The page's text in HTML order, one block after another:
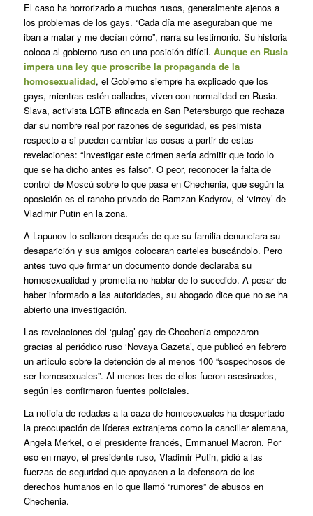
El caso ha horrorizado a muchos rusos, generalmente ajenos a
los problemas de los gays. “Cada día me aseguraban que me
iban a matar y me decían cómo”, narra su testimonio. Su historia
coloca al gobierno ruso en una posición difícil. Aunque en Rusia
impera una ley que proscribe la propaganda de la
homosexualidad, el Gobierno siempre ha explicado que los
gays, mientras estén callados, viven con normalidad en Rusia.
Slava, activista LGTB afincada en San Petersburgo que rechaza
dar su nombre real por razones de seguridad, es pesimista
respecto a si pueden cambiar las cosas a partir de estas
revelaciones: “Investigar este crimen sería admitir que todo lo
que se ha dicho antes es falso”. O peor, reconocer la falta de
control de Moscú sobre lo que pasa en Chechenia, que según la
oposición es el rancho privado de Ramzan Kadyrov, el ‘virrey’ de
Vladimir Putin en la zona.
A Lapunov lo soltaron después de que su familia denunciara su
desaparición y sus amigos colocaran carteles buscándolo. Pero
antes tuvo que firmar un documento donde declaraba su
homosexualidad y prometía no hablar de lo sucedido. A pesar de
haber informado a las autoridades, su abogado dice que no se ha
abierto una investigación.
Las revelaciones del ‘gulag’ gay de Chechenia empezaron
gracias al periódico ruso ‘Novaya Gazeta’, que publicó en febrero
un artículo sobre la detención de al menos 100 “sospechosos de
ser homosexuales”. Al menos tres de ellos fueron asesinados,
según les confirmaron fuentes policiales.
La noticia de redadas a la caza de homosexuales ha despertado
la preocupación de líderes extranjeros como la canciller alemana,
Angela Merkel, o el presidente francés, Emmanuel Macron. Por
eso en mayo, el presidente ruso, Vladimir Putin, pidió a las
fuerzas de seguridad que apoyasen a la defensora de los
derechos humanos en lo que llamó “rumores” de abusos en
Chechenia.